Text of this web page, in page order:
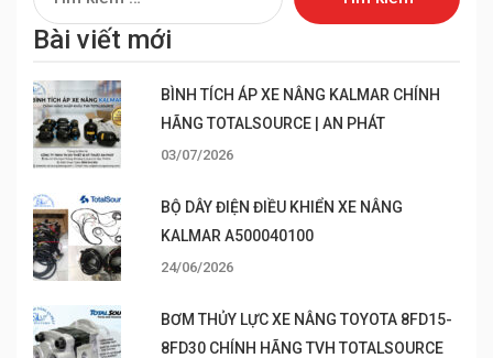
kiếm
cho:
Bài viết mới
BÌNH TÍCH ÁP XE NÂNG KALMAR CHÍNH
HÃNG TOTALSOURCE | AN PHÁT
03/07/2026
BỘ DÂY ĐIỆN ĐIỀU KHIỂN XE NÂNG
KALMAR A500040100
24/06/2026
BƠM THỦY LỰC XE NÂNG TOYOTA 8FD15-
8FD30 CHÍNH HÃNG TVH TOTALSOURCE